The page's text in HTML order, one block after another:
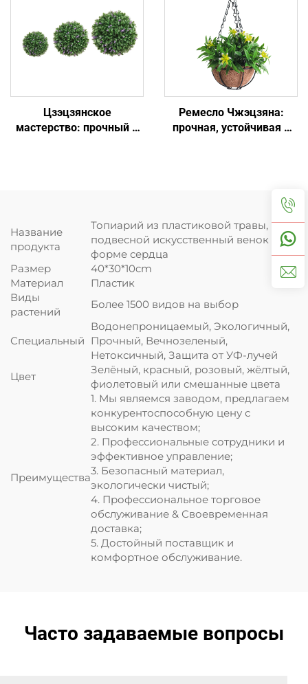
Цзэцзянское
мастерство: прочный и
Ремесло Чжэцзяна:
прочная, устойчивая к
Название
продукта
Топиарий из пластиковой травы,
подвесной искусственный венок в
форме сердца
Размер
40*30*10cm
Материал
Пластик
Виды
растений
Более 1500 видов на выбор
Специальный
Водонепроницаемый, Экологичный,
Прочный, Вечнозеленый,
Нетоксичный, Защита от УФ-лучей
Цвет
Зелёный, красный, розовый, жёлтый,
фиолетовый или смешанные цвета
Преимущества
1. Мы являемся заводом, предлагаем
конкурентоспособную цену с
высоким качеством;
2. Профессиональные сотрудники и
эффективное управление;
3. Безопасный материал,
экологически чистый;
4. Профессиональное торговое
обслуживание & Своевременная
доставка;
5. Достойный поставщик и
комфортное обслуживание.
Часто задаваемые вопросы